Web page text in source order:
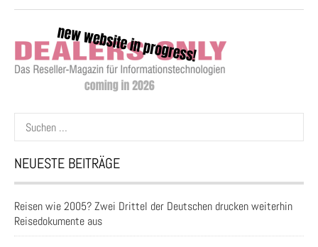
Suchen
nach:
NEUESTE BEITRÄGE
Reisen wie 2005? Zwei Drittel der Deutschen drucken weiterhin
Reisedokumente aus